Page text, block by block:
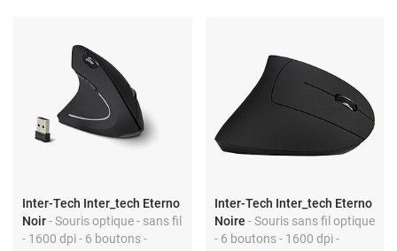
Inter-Tech Inter_tech Eterno
Noir- Souris optique - sans fil
- 1600 dpi - 6 boutons -
Inter-Tech Inter_tech Eterno
Noire - Souris sans fil optique
- 6 boutons - 1600 dpi -